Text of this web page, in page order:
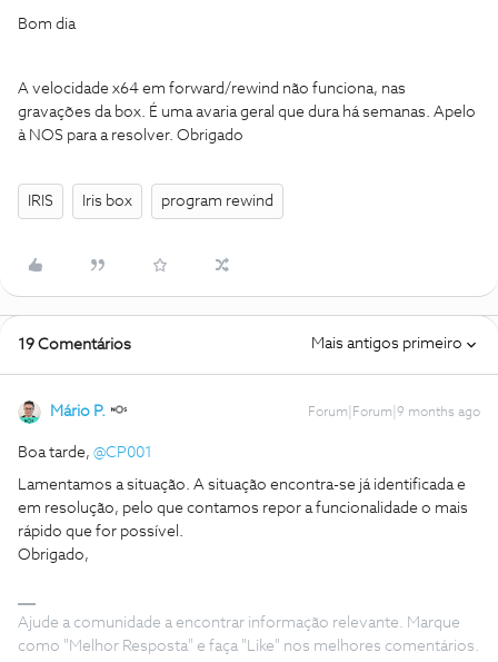
Bom dia
A velocidade x64 em forward/rewind não funciona, nas
gravações da box. É uma avaria geral que dura há semanas. Apelo
à NOS para a resolver. Obrigado
IRIS Iris box program rewind
19 Comentários Mais antigos primeiro
Mário P. Forum|Forum|9 months ago
Boa tarde, ​ @CP001
Lamentamos a situação. A situação encontra-se já identificada e
em resolução, pelo que contamos repor a funcionalidade o mais
rápido que for possível.
Obrigado,
Ajude a comunidade a encontrar informação relevante. Marque
como "Melhor Resposta" e faça "Like" nos melhores comentários.